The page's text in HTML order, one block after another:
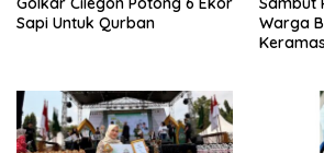
Sapi Untuk Qurban
Warga